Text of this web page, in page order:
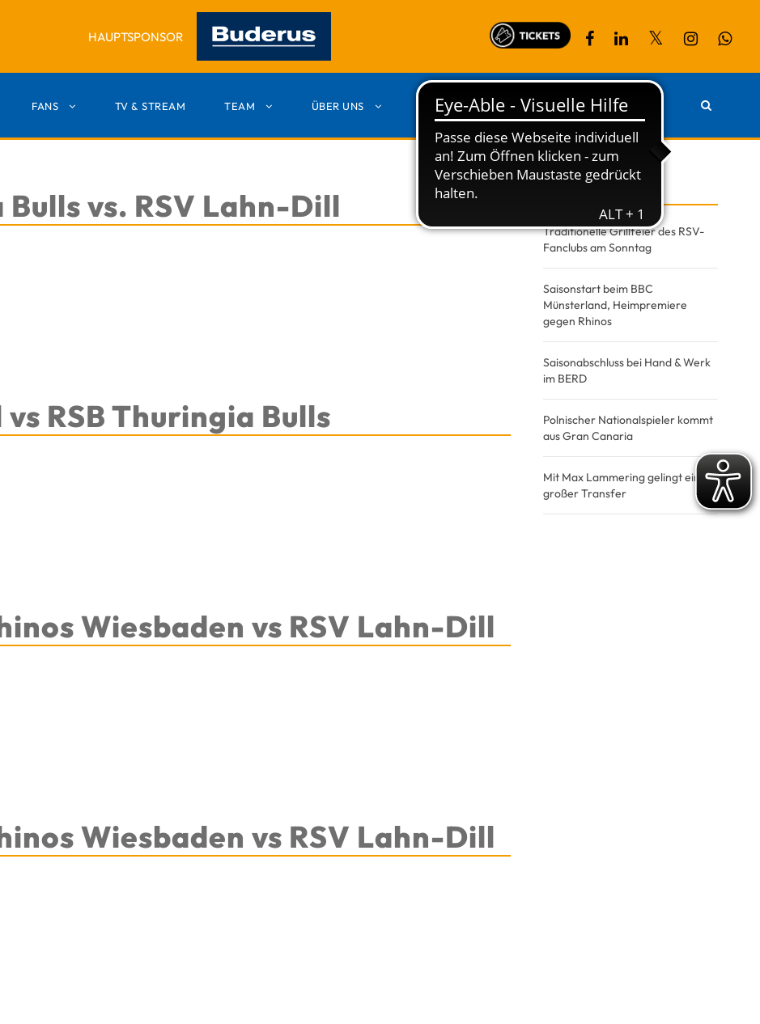
HAUPTSPONSOR
FANS TV & STREAM TEAM ÜBER UNS PARTNER KONTAKT
Bulls vs. RSV Lahn-Dill
RSB Thuringia Bulls
Wiesbaden vs RSV Lahn-Dill
Wiesbaden vs RSV Lahn-Dill
Traditionelle Grillfeier des RSV-
Fanclubs am Sonntag
Saisonstart beim BBC
Münsterland, Heimpremiere
gegen Rhinos
Saisonabschluss bei Hand & Werk
im BERD
Polnischer Nationalspieler kommt
aus Gran Canaria
Mit Max Lammering gelingt ein
großer Transfer